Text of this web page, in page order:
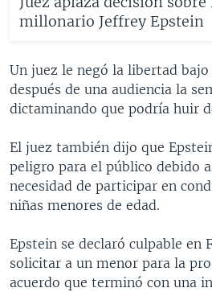
millonario Jeffrey Epstein
Un juez le negó la libertad
después de una audiencia la
dictaminando que podría huir
El juez también dijo que
peligro para el público debido
necesidad de participar en
niñas menores de edad.
Epstein se declaró culpable en
solicitar a un menor para la
acuerdo que terminó con una